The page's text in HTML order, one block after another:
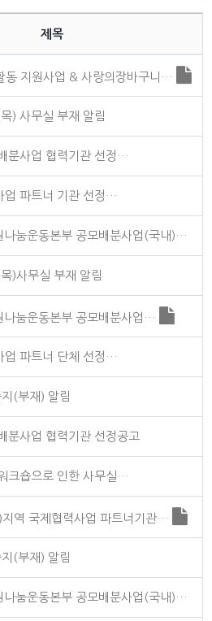
제목
동 지원사업 & 사랑의장바구니…
) 사무실 부재 알림
분사업 협력기관 선정…
업 파트너 기관 선정…
눔운동본부 공모배분사업(국내)…
)사무실 부재 알림
눔운동본부 공모배분사업…
업 파트너 단체 선정…
(부재) 알림
분사업 협력기관 선정공고
크숍으로 인한 사무실…
역 국제협력사업 파트너기관…
(부재) 알림
눔운동본부 공모배분사업(국내)…